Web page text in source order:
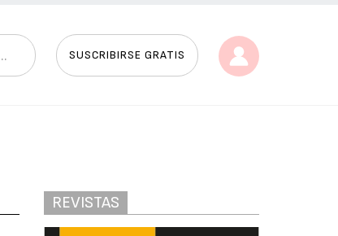
SUSCRIBIRSE GRATIS
REVISTAS